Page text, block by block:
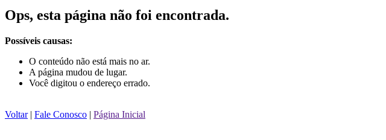
Ops, esta página não foi encontrada.
Possíveis causas:
O conteúdo não está mais no ar.
A página mudou de lugar.
Você digitou o endereço errado.
Voltar| Fale Conosco | Página Inicial